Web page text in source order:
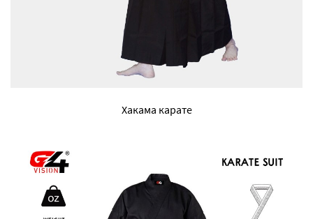
Хакама карате